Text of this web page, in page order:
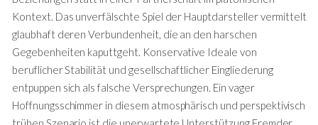
Kontext. Das unverfälschte Spiel der Hauptdarsteller vermittelt
glaubhaft deren Verbundenheit, die an den harschen
Gegebenheiten kaputtgeht. Konservative Ideale von
beruflicher Stabilität und gesellschaftlicher Eingliederung
entpuppen sich als falsche Versprechungen. Ein vager
Hoffnungsschimmer in diesem atmosphärisch und perspektivisch